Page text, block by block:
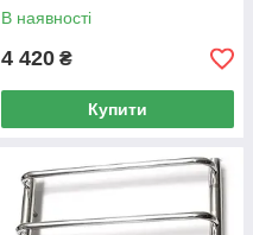
В наявності
4 420 ₴
Купити